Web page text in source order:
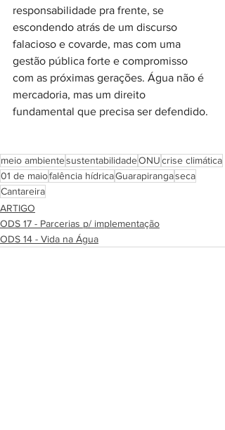
responsabilidade pra frente, se
escondendo atrás de um discurso
falacioso e covarde, mas com uma
gestão pública forte e compromisso
com as próximas gerações. Água não é
mercadoria, mas um direito
fundamental que precisa ser defendido.
meio ambientesustentabilidadeONUcrise climática
01 de maiofalência hídricaGuarapirangaseca
Cantareira
ARTIGO
ODS 17 - Parcerias p/ implementação
ODS 14 - Vida na Água